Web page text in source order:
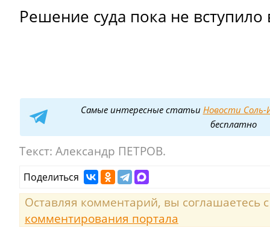
Решение суда пока не вступило
Самые интересные статьи Новости Соль-
бесплатно
Текст: Александр ПЕТРОВ.
Поделиться
Оставляя комментарий, вы соглашаетесь
комментирования портала